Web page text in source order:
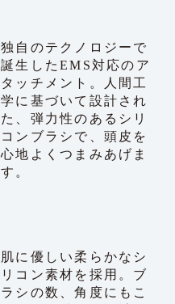
独自のテクノロジーで
誕生したEMS対応のア
タッチメント。人間工
学に基づいて設計され
た、弾力性のあるシリ
コンブラシで、頭皮を
心地よくつまみあげま
す。
肌に優しい柔らかなシ
リコン素材を採用。ブ
ラシの数、角度にもこ